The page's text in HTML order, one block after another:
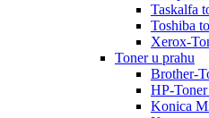
Taskalfa
Toshiba
Xerox-
Toner u prahu
Brother-
HP-
Konica